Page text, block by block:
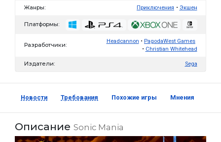
Жанры: Приключения Экшен
Платформы:
Разработчики:
Headcannon
PagodaWest Games
Christian Whitehead
Издатели: Sega
Новости Требования Похожие игры Мнения
Описание Sonic Mania